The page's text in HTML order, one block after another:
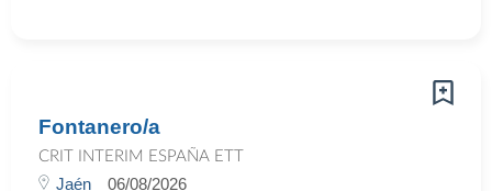
Fontanero/a
CRIT INTERIM ESPAÑA ETT
Jaén 06/08/2026